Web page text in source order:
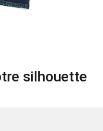
silhouette